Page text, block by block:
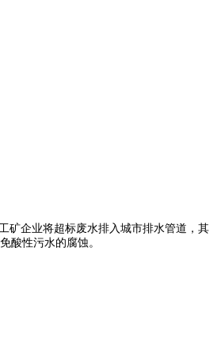
矿企业将超标废水排入城市排水管道，其
酸性污水的腐蚀。